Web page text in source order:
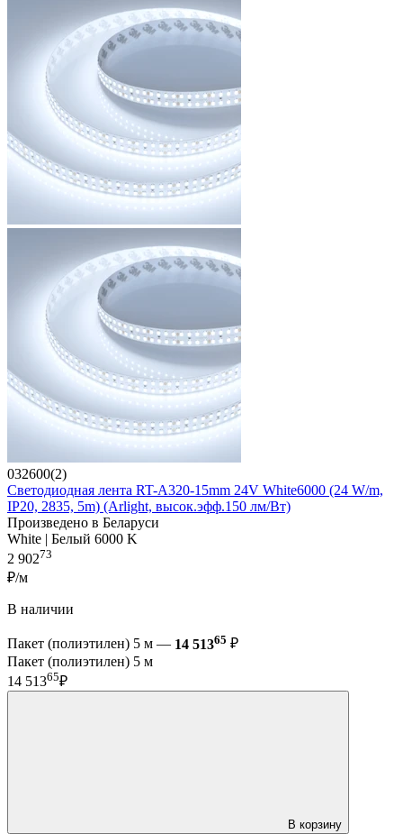
032600(2)
Светодиодная лента RT-A320-15mm 24V White6000 (24 W/m,
IP20, 2835, 5m) (Arlight, высок.эфф.150 лм/Вт)
Произведено в Беларуси
White | Белый 6000 K
2 90273
₽/м
В наличии
Пакет (полиэтилен) 5 м — 14 51365 ₽
Пакет (полиэтилен) 5 м
14 51365₽
В корзину